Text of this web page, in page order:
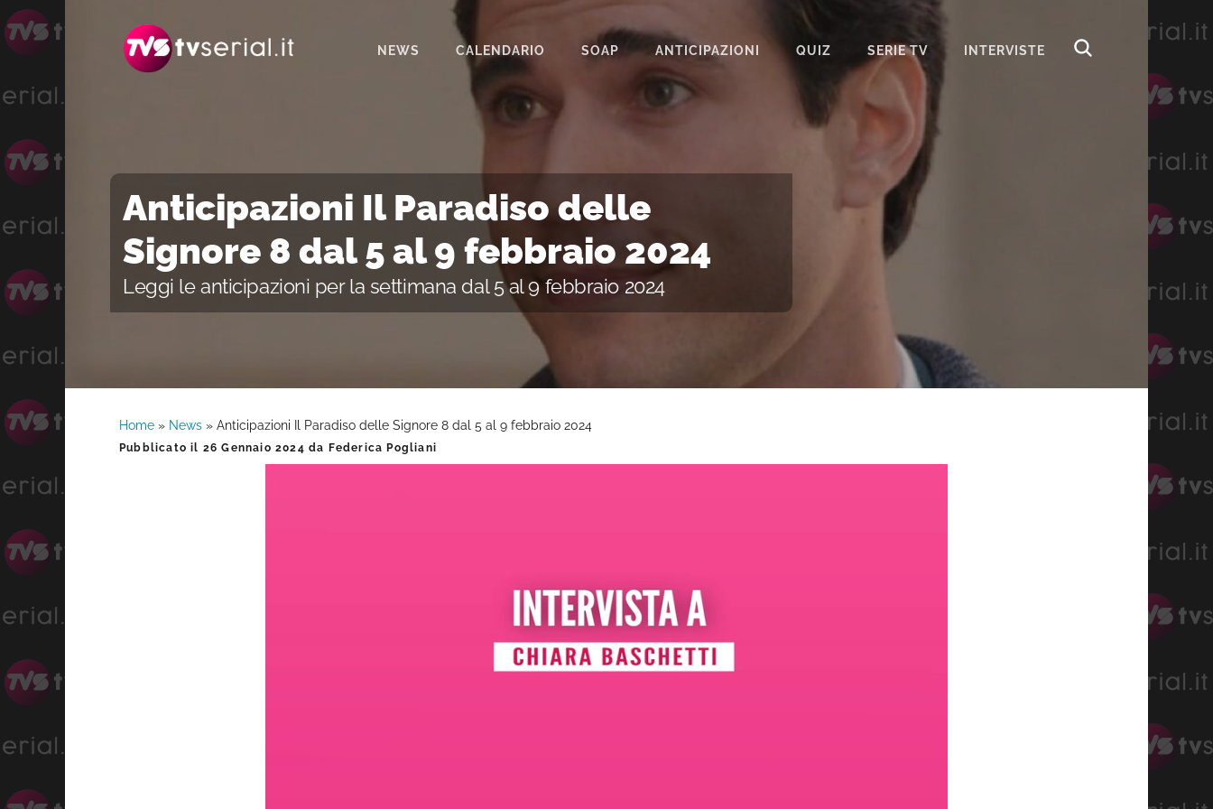
navigazione
contenuto
NEWS CALENDARIO SOAP
SEGRETI DI FAMIGLIA
TEMPESTA D’AMORE
UN POSTO AL SOLE
ANTICIPAZIONI QUIZ SERIE TV INTERVISTE
Anticipazioni Il Paradiso delle
Signore 8 dal 5 al 9 febbraio 2024
Leggi le anticipazioni per la settimana dal 5 al 9 febbraio 2024
Home » News » Anticipazioni Il Paradiso delle Signore 8 dal 5 al 9 febbraio 2024
Pubblicato il 26 Gennaio 2024 da Federica Pogliani
Barra